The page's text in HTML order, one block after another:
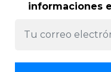
informaciones